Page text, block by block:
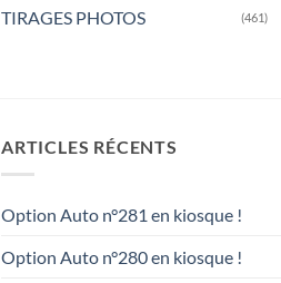
TIRAGES PHOTOS (461)
ARTICLES RÉCENTS
Option Auto n°281 en kiosque !
Option Auto n°280 en kiosque !